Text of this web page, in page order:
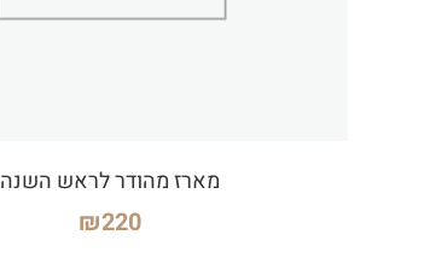
מארז מהודר לראש השנה
₪220